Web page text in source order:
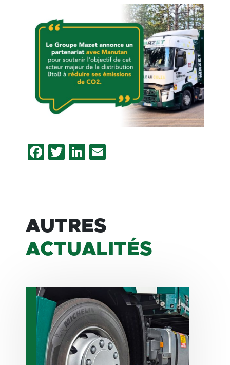
Facebook
TwitterLinkedIn
AUTRES
ACTUALITÉS